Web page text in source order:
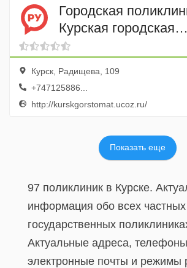
Городская
Курская городская
стоматологическая
поликлиника
Курск, Радищева, 109
+747125886...
http://kurskgorstomat.ucoz.ru/
Показать еще
97 поликлиник в Курске.
информация обо всех
государственных
Актуальные адреса,
электронные почты и режимы